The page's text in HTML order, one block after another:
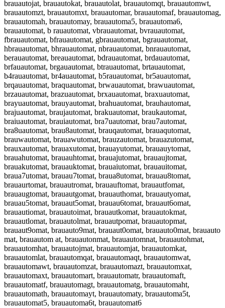
brauautojat, brauautokat, brauautolat, brauautomqt, brauautomwt,
brauautomzt, brauautomxt, brauautomar, brauautomaf, brauautomag,
brauautomah, brauautomay, brauautoma5, brauautoma6,
brauautomat, b rauautomat, vbrauautomat, bvrauautomat,
fbrauautomat, bfrauautomat, gbrauautomat, bgrauautomat,
hbrauautomat, bhrauautomat, nbrauautomat, bnrauautomat,
berauautomat, breauautomat, bdrauautomat, brdauautomat,
brfauautomat, brgauautomat, btrauautomat, brtauautomat,
b4rauautomat, br4auautomat, b5rauautomat, br5auautomat,
brqauautomat, braquautomat, brwauautomat, brawuautomat,
brzauautomat, brazuautomat, brxauautomat, braxuautomat,
brayuautomat, brauyautomat, brahuautomat, brauhautomat,
brajuautomat, braujautomat, brakuautomat, braukautomat,
braiuautomat, brauiautomat, bra7uautomat, brau7automat,
bra8uautomat, brau8automat, brauqautomat, brauaqutomat,
brauwautomat, brauawutomat, brauzautomat, brauazutomat,
brauxautomat, brauaxutomat, brauayutomat, brauauytomat,
brauahutomat, brauauhtomat, brauajutomat, brauaujtomat,
brauakutomat, brauauktomat, brauaiutomat, brauauitomat,
braua7utomat, brauau7tomat, braua8utomat, brauau8tomat,
brauaurtomat, brauautromat, brauauftomat, brauautfomat,
brauaugtomat, brauautgomat, brauauthomat, brauautyomat,
brauau5tomat, brauaut5omat, brauau6tomat, brauaut6omat,
brauautiomat, brauautoimat, brauautkomat, brauautokmat,
brauautlomat, brauautolmat, brauautpomat, brauautopmat,
brauaut9omat, brauauto9mat, brauaut0omat, brauauto0mat, brauauto
mat, brauautom at, brauautonmat, brauautomnat, brauautohmat,
brauautomhat, brauautojmat, brauautomjat, brauautomkat,
brauautomlat, brauautomqat, brauautomaqt, brauautomwat,
brauautomawt, brauautomzat, brauautomazt, brauautomxat,
brauautomaxt, brauautomart, brauautomatr, brauautomaft,
brauautomatf, brauautomagt, brauautomatg, brauautomaht,
brauautomath, brauautomayt, brauautomaty, brauautoma5t,
brauautomat5, brauautoma6t, brauautomat6